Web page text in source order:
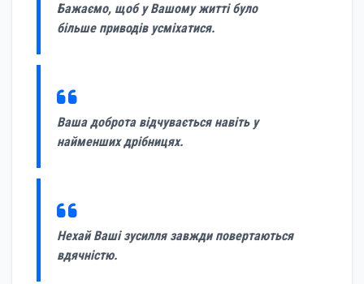
Бажаємо, щоб у Вашому житті було
більше приводів усміхатися.
Ваша доброта відчувається навіть у
найменших дрібницях.
Нехай Ваші зусилля завжди повертаються
вдячністю.